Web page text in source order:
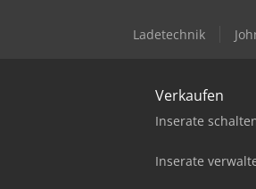
Ladetechnik
Verkaufen
Inserate
Inserate